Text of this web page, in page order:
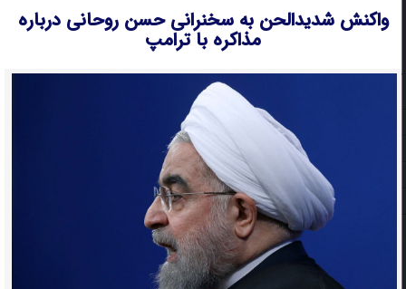
واکنش شدیدالحن به سخنرانی حسن روحانی درباره
مذاکره با ترامپ